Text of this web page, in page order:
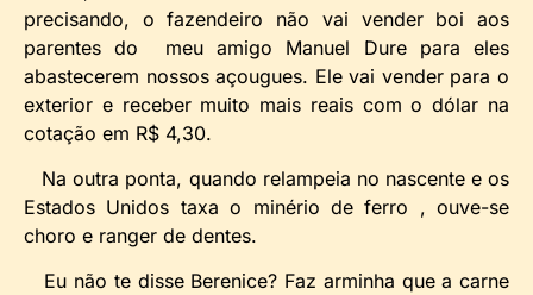
precisando, o fazendeiro não vai vender boi aos
parentes do meu amigo Manuel Dure para eles
abastecerem nossos açougues. Ele vai vender para o
exterior e receber muito mais reais com o dólar na
cotação em R$ 4,30.
Na outra ponta, quando relampeia no nascente e os
Estados Unidos taxa o minério de ferro , ouve-se
choro e ranger de dentes.
Eu não te disse Berenice? Faz arminha que a carne